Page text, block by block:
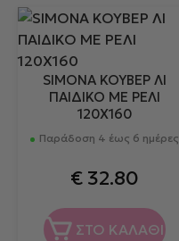
SIMONA ΚΟΥΒΕΡ ΛΙ
ΠΑΙΔΙΚΟ ΜΕ ΡΕΛΙ
120Χ160
Παράδοση 4 έως 6 ημέρες
€32.80
ΣΤΟ ΚΑΛΑΘΙ